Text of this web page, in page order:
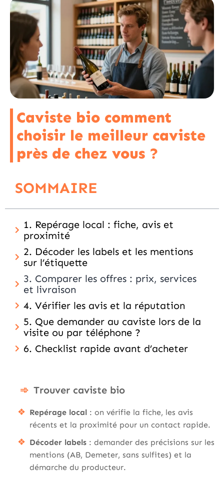
Caviste bio comment
choisir le meilleur caviste
près de chez vous ?
SOMMAIRE
1. Repérage local : fiche, avis et
proximité
2. Décoder les labels et les mentions
sur l’étiquette
3. Comparer les offres : prix, services
et livraison
4. Vérifier les avis et la réputation
5. Que demander au caviste lors de la
visite ou par téléphone ?
6. Checklist rapide avant d’acheter
Trouver caviste bio
Repérage local : on vérifie la fiche, les avis
récents et la proximité pour un contact rapide.
Décoder labels : demander des précisions sur les
mentions (AB, Demeter, sans sulfites) et la
démarche du producteur.